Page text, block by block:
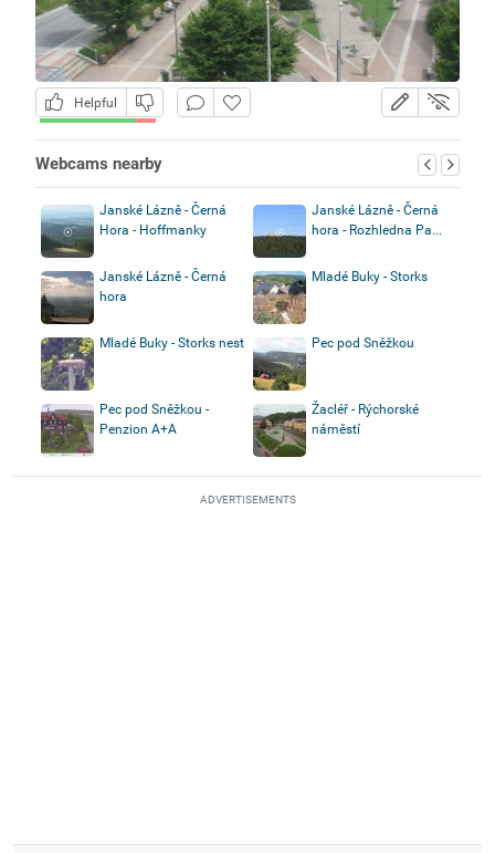
Helpful
Webcams nearby
Janské Lázně - Černá
Hora - Hoffmanky
Janské Lázně - Černá
hora - Rozhledna Pa...
Janské Lázně - Černá
hora
Mladé Buky - Storks
Mladé Buky - Storks nest Pec pod Sněžkou
Pec pod Sněžkou -
Penzion A+A
Žacléř - Rýchorské
náměstí
ADVERTISEMENTS